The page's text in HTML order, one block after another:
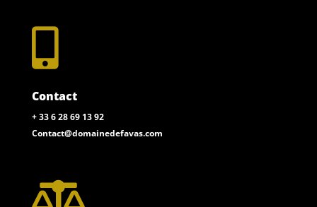

Contact
+ 33 6 28 69 13 92
Contact@domainedefavas.com